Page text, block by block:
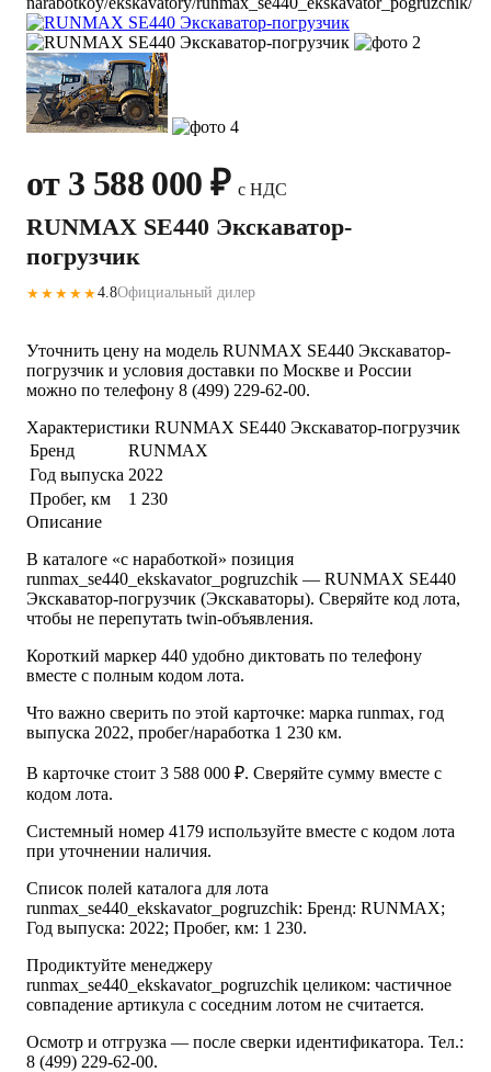
от 3 588 000 ₽с НДС
RUNMAX SE440 Экскаватор-
погрузчик
★★★★★4.8Официальный дилер
Уточнить цену на модель RUNMAX SE440 Экскаватор-
погрузчик и условия доставки по Москве и России
можно по телефону 8 (499) 229-62-00.
Характеристики RUNMAX SE440 Экскаватор-погрузчик
Бренд
RUNMAX
Год выпуска 2022
Пробег, км
1 230
Описание
В каталоге «с наработкой» позиция
runmax_se440_ekskavator_pogruzchik — RUNMAX SE440
Экскаватор-погрузчик (Экскаваторы). Сверяйте код лота,
чтобы не перепутать twin-объявления.
Короткий маркер 440 удобно диктовать по телефону
вместе с полным кодом лота.
Что важно сверить по этой карточке: марка runmax, год
выпуска 2022, пробег/наработка 1 230 км.
В карточке стоит 3 588 000 ₽. Сверяйте сумму вместе с
кодом лота.
Системный номер 4179 используйте вместе с кодом лота
при уточнении наличия.
Список полей каталога для лота
runmax_se440_ekskavator_pogruzchik: Бренд: RUNMAX;
Год выпуска: 2022; Пробег, км: 1 230.
Продиктуйте менеджеру
runmax_se440_ekskavator_pogruzchik целиком: частичное
совпадение артикула с соседним лотом не считается.
Осмотр и отгрузка — после сверки идентификатора. Тел.:
8 (499) 229-62-00.